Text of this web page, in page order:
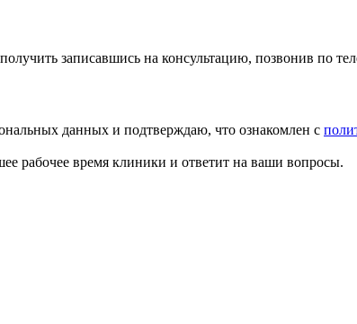
записавшись на консультацию, позвонив по
данных и подтверждаю, что ознакомлен с
рабочее время клиники и ответит на ваши вопросы.